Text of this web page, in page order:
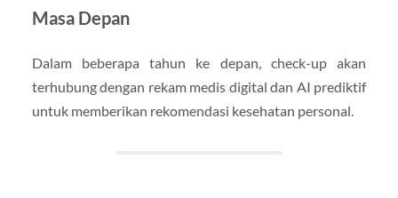
Masa Depan
Dalam beberapa tahun ke depan, check-up akan
terhubung dengan rekam medis digital dan AI prediktif
untuk memberikan rekomendasi kesehatan personal.